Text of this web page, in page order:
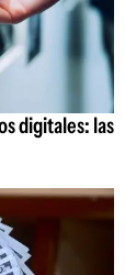
digitales: las